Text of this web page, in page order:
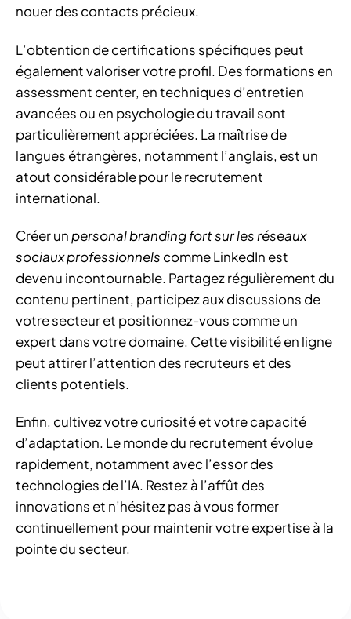
nouer des contacts précieux.
L’obtention de certifications spécifiques peut
également valoriser votre profil. Des formations en
assessment center, en techniques d’entretien
avancées ou en psychologie du travail sont
particulièrement appréciées. La maîtrise de
langues étrangères, notamment l’anglais, est un
atout considérable pour le recrutement
international.
Créer unpersonal branding fort sur les réseaux
sociaux professionnels comme LinkedIn est
devenu incontournable. Partagez régulièrement du
contenu pertinent, participez aux discussions de
votre secteur et positionnez-vous comme un
expert dans votre domaine. Cette visibilité en ligne
peut attirer l’attention des recruteurs et des
clients potentiels.
Enfin, cultivez votre curiosité et votre capacité
d’adaptation. Le monde du recrutement évolue
rapidement, notamment avec l’essor des
technologies de l’IA. Restez à l’affût des
innovations et n’hésitez pas à vous former
continuellement pour maintenir votre expertise à la
pointe du secteur.